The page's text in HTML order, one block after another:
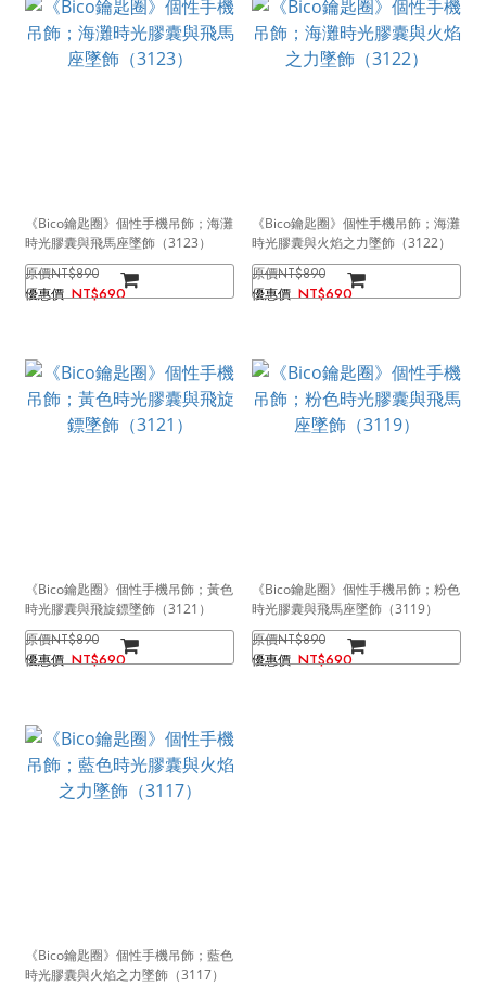
《Bico鑰匙圈》個性手機吊飾；海灘
時光膠囊與飛馬座墜飾（3123）
NT$890
NT$690
《Bico鑰匙圈》個性手機吊飾；海灘
時光膠囊與火焰之力墜飾（3122）
NT$890
NT$690
《Bico鑰匙圈》個性手機吊飾；黃色
時光膠囊與飛旋鏢墜飾（3121）
NT$890
NT$690
《Bico鑰匙圈》個性手機吊飾；粉色
時光膠囊與飛馬座墜飾（3119）
NT$890
NT$690
《Bico鑰匙圈》個性手機吊飾；藍色
時光膠囊與火焰之力墜飾（3117）